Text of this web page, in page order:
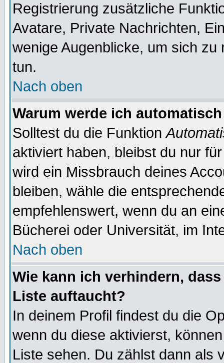
Registrierung zusätzliche
Avatare, Private Nachrichten,
wenige Augenblicke, um sich
tun.
Nach oben
Warum werde ich
Solltest du die Funktion
aktiviert haben, bleibst du nur
wird ein Missbrauch deines
bleiben, wähle die
empfehlenswert, wenn du an
Bücherei oder Universität, im
Nach oben
Wie kann ich verhindern,
Liste auftaucht?
In deinem Profil findest du die
wenn du diese aktivierst,
Liste sehen. Du zählst dann als